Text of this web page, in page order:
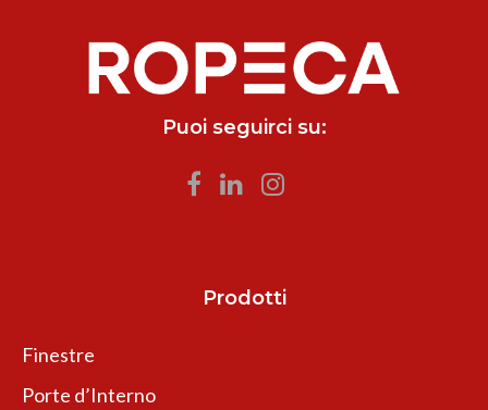
Puoi seguirci su:
Prodotti
Finestre
Porte d’Interno